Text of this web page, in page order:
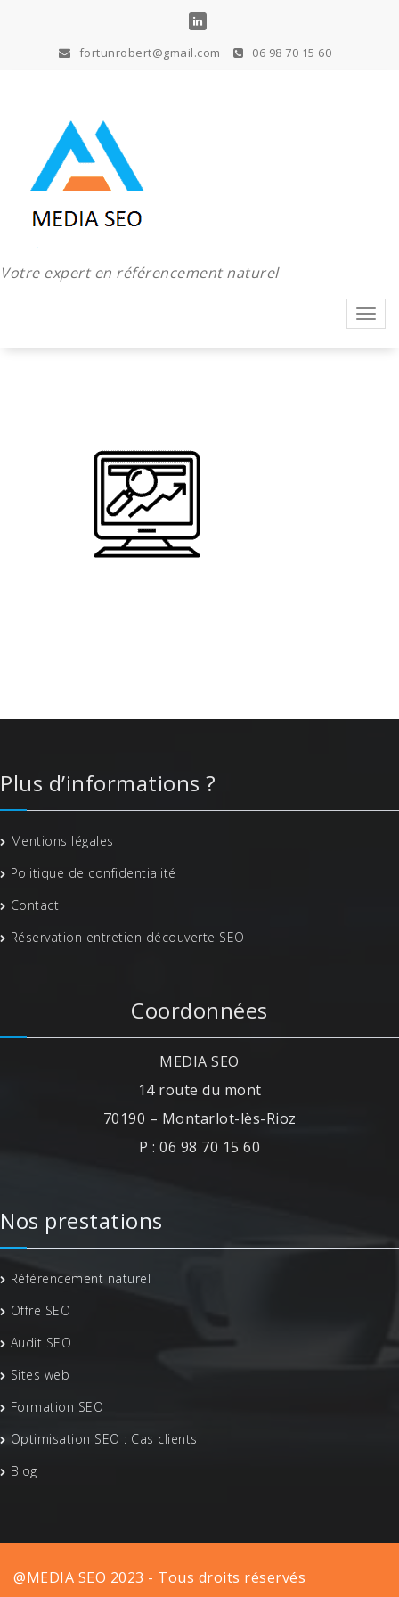
fortunrobert@gmail.com 06 98 70 15 60
Votre expert en référencement naturel
Plus d’informations ?
Mentions légales
Politique de confidentialité
Contact
Réservation entretien découverte SEO
Coordonnées
MEDIA SEO
14 route du mont
70190 – Montarlot-lès-Rioz
P : 06 98 70 15 60
Nos prestations
Référencement naturel
Offre SEO
Audit SEO
Sites web
Formation SEO
Optimisation SEO : Cas clients
Blog
@MEDIA SEO 2023 - Tous droits réservés